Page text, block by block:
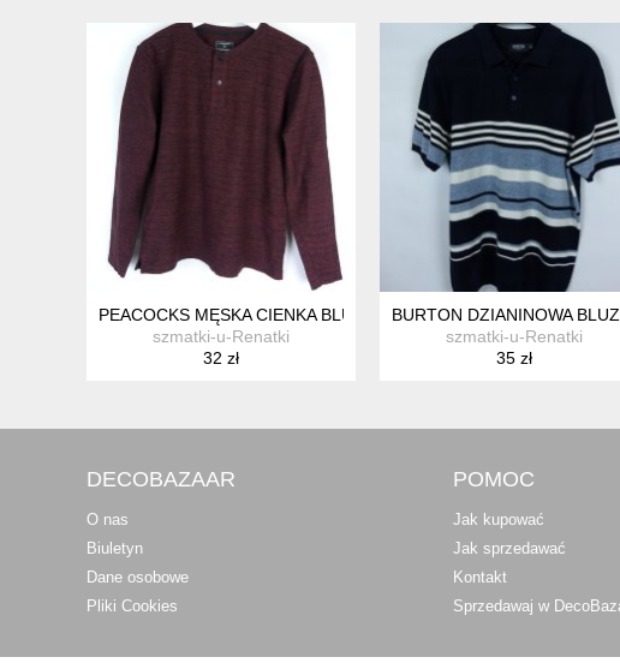
PEACOCKS MĘSKA CIENKA BLUZA BAWEŁNA / M
szmatki-u-Renatki
32 zł
BURTON DZIANINOWA
szmatki-u-Renatki
35 zł
DECOBAZAAR
O nas
Biuletyn
Dane osobowe
Pliki Cookies
POMOC
Jak kupować
Jak sprzedawać
Kontakt
Sprzedawaj w